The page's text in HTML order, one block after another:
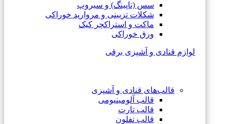
سس (تاپینگ) و سیروپ
شکلات تزیینی و مروارید خوراکی
ماکت و استراکچر کیک
ورق خوراکی
لوازم قنادی و آشپزی برقی
قالب‌های قنادی و آشپزی
قالب آلومینیومی
قالب تارت
قالب تفلون